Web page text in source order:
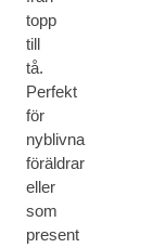
topp
till
tå.
Perfekt
för
nyblivna
föräldrar
eller
som
present